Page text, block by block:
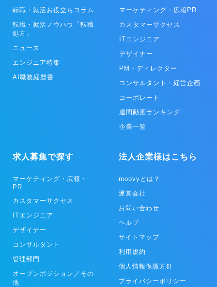
転職・就活お役立ちコラム
転職・就活ノウハウ「転職
処方」
ニュース
エンジニア特集
AI職務経歴書
マーケティング・広報PR
カスタマーサクセス
ITエンジニア
デザイナー
PM・ディレクター
コンサルタント・経営企画
コーポレート
週間動画ランキング
企業一覧
求人募集で探す
マーケティング・広報・
PR
カスタマーサクセス
ITエンジニア
デザイナー
コンサルタント
管理部門
オープンポジション／その
他
法人企業様はこちら
moovyとは？
運営会社
お問い合わせ
ヘルプ
サイトマップ
利用規約
個人情報保護方針
プライバシーポリシー